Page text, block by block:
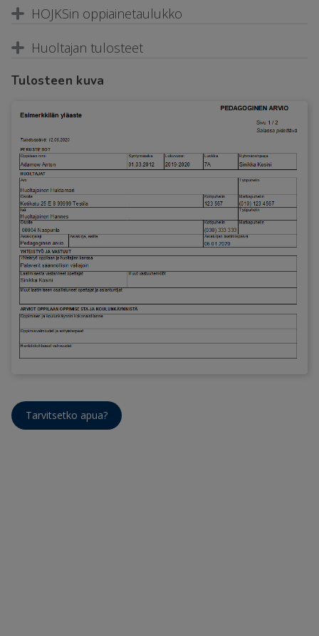
HOJKSin oppiainetaulukko
Huoltajan tulosteet
Tulosteen kuva
Tarvitsetko apua?